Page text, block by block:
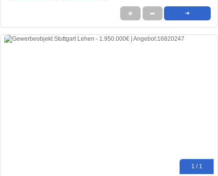
★ ➦ ➜
1 / 1